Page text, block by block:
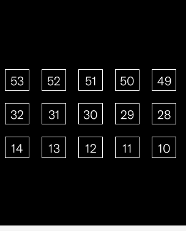
53 52 51 50 49
32 31 30 29 28
14 13 12 11 10